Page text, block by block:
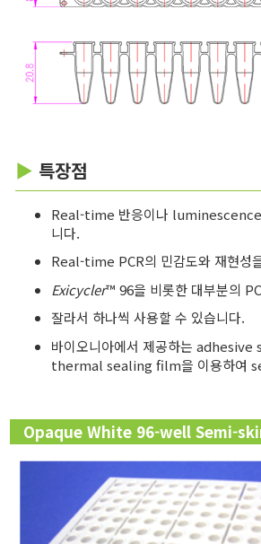
▶ 특장점
Real-time 반응이나 luminescence
니다.
Real-time PCR의 민감도와 재현성
Exicycler™ 96을 비롯한 대부분의
잘라서 하나씩 사용할 수 있습니다.
바이오니아에서 제공하는
thermal sealing film을 이용하여
Opaque White 96-well Semi-